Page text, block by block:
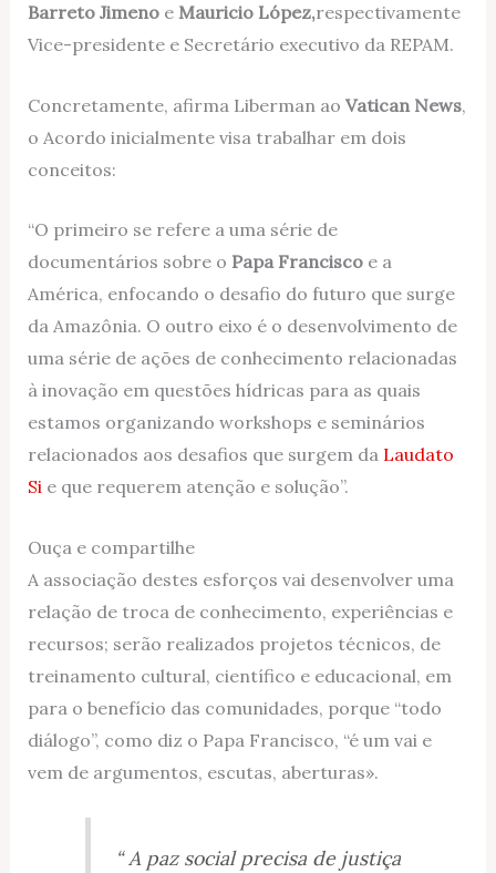
Barreto Jimeno eMauricio López,respectivamente
Vice-presidente e Secretário executivo da REPAM.
Concretamente, afirma Liberman ao Vatican News,
o Acordo inicialmente visa trabalhar em dois
conceitos:
“O primeiro se refere a uma série de
documentários sobre o Papa Franciscoe a
América, enfocando o desafio do futuro que surge
da Amazônia. O outro eixo é o desenvolvimento de
uma série de ações de conhecimento relacionadas
à inovação em questões hídricas para as quais
estamos organizando workshops e seminários
relacionados aos desafios que surgem da Laudato
Sie que requerem atenção e solução”.
Ouça e compartilhe
A associação destes esforços vai desenvolver uma
relação de troca de conhecimento, experiências e
recursos; serão realizados projetos técnicos, de
treinamento cultural, científico e educacional, em
para o benefício das comunidades, porque “todo
diálogo”, como diz o Papa Francisco, “é um vai e
vem de argumentos, escutas, aberturas».
“ A paz social precisa de justiça